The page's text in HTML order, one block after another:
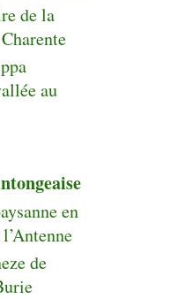
de la
au
en
de